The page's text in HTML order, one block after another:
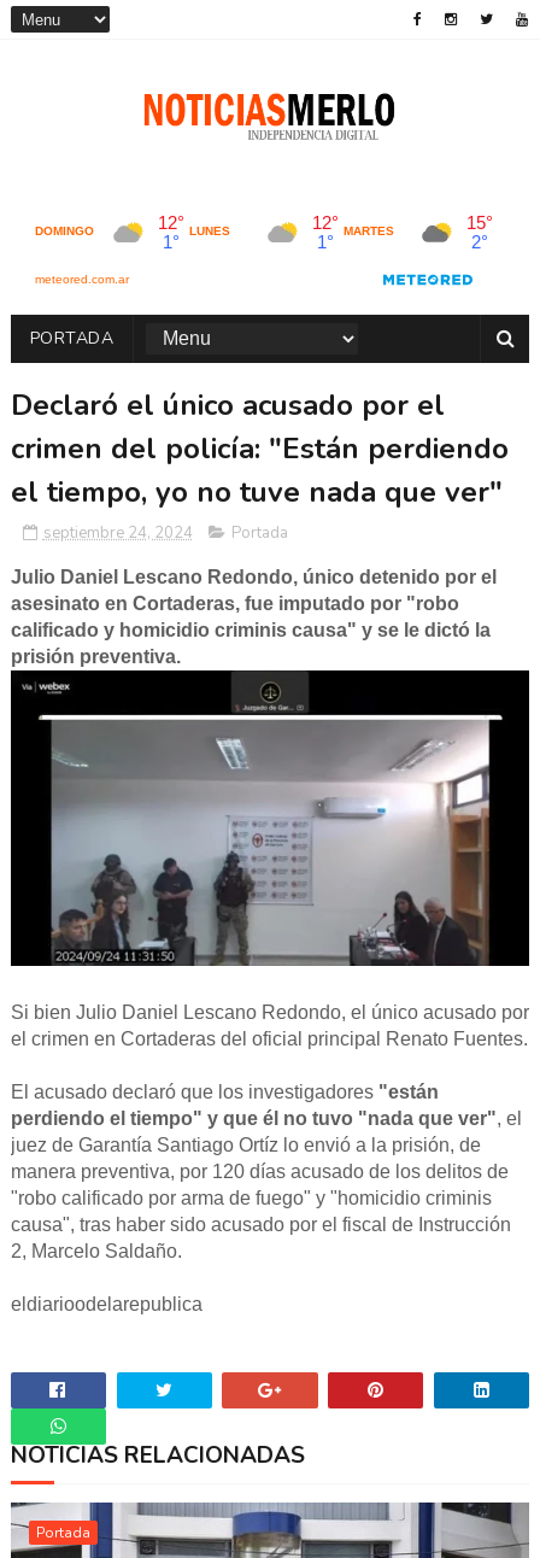
PORTADA
Declaró el único acusado por el
crimen del policía: "Están perdiendo
el tiempo, yo no tuve nada que ver"
septiembre 24, 2024 Portada
Julio Daniel Lescano Redondo, único detenido por el
asesinato en Cortaderas, fue imputado por "robo
calificado y homicidio criminis causa" y se le dictó la
prisión preventiva.
Si bien Julio Daniel Lescano Redondo, el único acusado por
el crimen en Cortaderas del oficial principal Renato Fuentes.
El acusado declaró que los investigadores "están
perdiendo el tiempo" y que él no tuvo "nada que ver", el
juez de Garantía Santiago Ortíz lo envió a la prisión, de
manera preventiva, por 120 días acusado de los delitos de
"robo calificado por arma de fuego" y "homicidio criminis
causa", tras haber sido acusado por el fiscal de Instrucción
2, Marcelo Saldaño.
eldiarioodelarepublica
Whatsapp
NOTICIAS RELACIONADAS
Portada